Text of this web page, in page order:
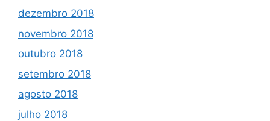
dezembro 2018
novembro 2018
outubro 2018
setembro 2018
agosto 2018
julho 2018